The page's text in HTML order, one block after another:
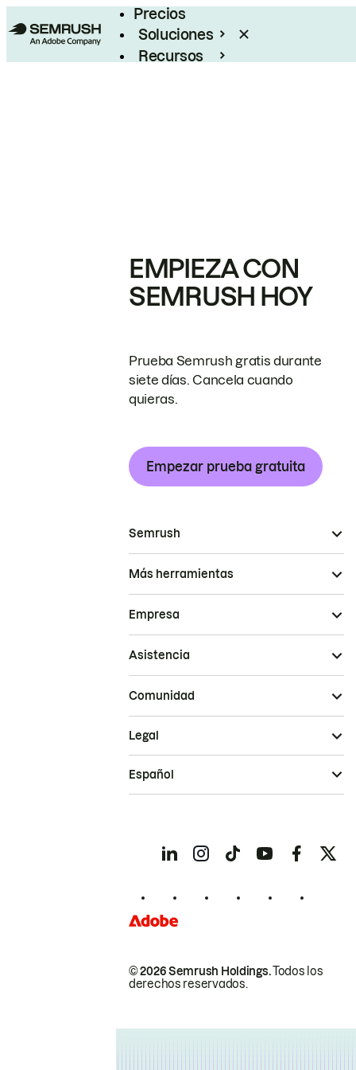
Precios
Soluciones
Recursos
EMPIEZA CON
SEMRUSH HOY
Prueba Semrush gratis durante
siete días. Cancela cuando
quieras.
Empezar prueba gratuita
Semrush
Más herramientas
Empresa
Asistencia
Comunidad
© 2026 Semrush Holdings.Todos los
derechos reservados.
Legal
Español